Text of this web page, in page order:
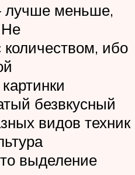
лучше меньше,
Не
количеством, ибо
безвкусный
видов техник
выделение